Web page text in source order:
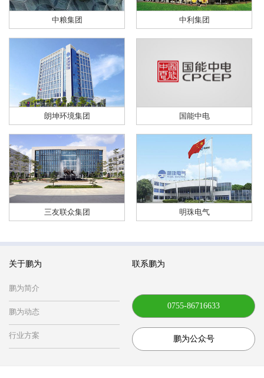
中粮集团 中利集团
朗坤环境集团 国能中电
三友联众集团 明珠电气
关于鹏为
鹏为简介
鹏为动态
行业方案
联系鹏为
0755-86716633
鹏为公众号